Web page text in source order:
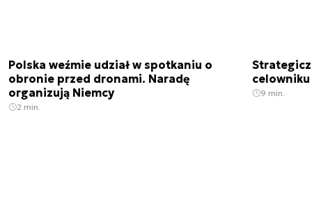
Polska weźmie udział w spotkaniu o
obronie przed dronami. Naradę
organizują Niemcy
2 min.
9 min.